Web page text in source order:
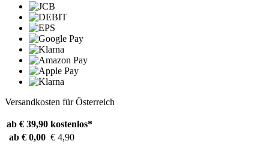
Versandkosten für Österreich
ab € 39,90 kostenlos*
ab € 0,00 € 4,90